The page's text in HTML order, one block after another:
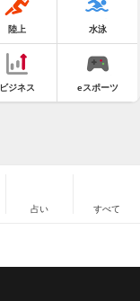
陸上 水泳
ビジネス eスポーツ
占い すべて